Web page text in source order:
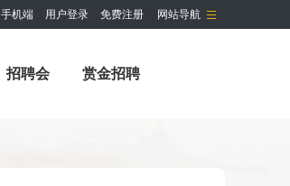
网站导航
手机端 用户登录 免费注册
招聘会 赏金招聘